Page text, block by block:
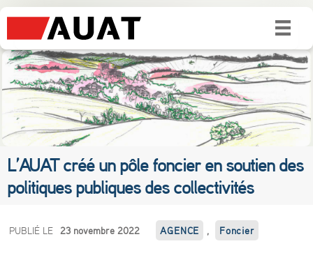
L’AUAT créé un pôle foncier en soutien des
politiques publiques des collectivités
L
PUBLIÉ LE 23 novembre 2022 AGENCE , Foncier